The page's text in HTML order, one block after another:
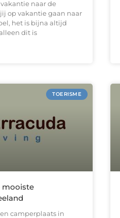
naar de
op vakantie gaan naar
het is bijna altijd
dit is
TOERISME
mooiste
camperplaats in